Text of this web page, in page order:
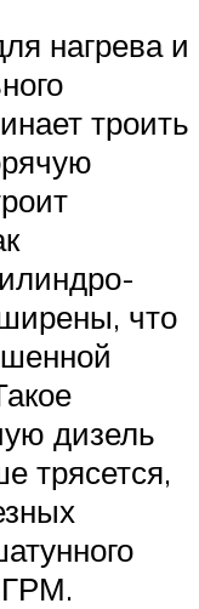
нагрева и
троить
что
дизель
трясется,
ГРМ.